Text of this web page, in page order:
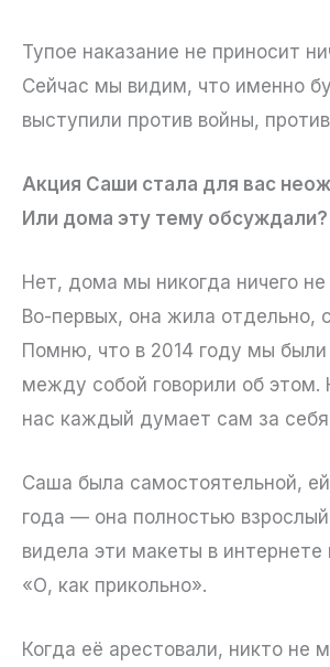
Тупое наказание не приносит
Сейчас мы видим, что именно
выступили против войны,
Акция Саши стала для вас
Или дома эту тему обсуждали?
Нет, дома мы никогда ничего
Во-первых, она жила отдельно,
Помню, что в 2014 году мы
между собой говорили об этом.
нас каждый думает сам за
Саша была самостоятельной,
года — она полностью взрослый
видела эти макеты в
«О, как прикольно».
Когда её арестовали, никто не